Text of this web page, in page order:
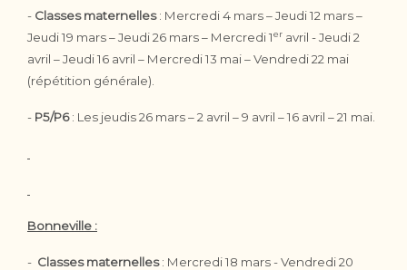
- Classes maternelles: Mercredi 4 mars – Jeudi 12 mars –
Jeudi 19 mars – Jeudi 26 mars – Mercredi 1er avril - Jeudi 2
avril – Jeudi 16 avril – Mercredi 13 mai – Vendredi 22 mai
(répétition générale).
- P5/P6: Les jeudis 26 mars – 2 avril – 9 avril – 16 avril – 21 mai.
Bonneville :
- Classes maternelles: Mercredi 18 mars - Vendredi 20